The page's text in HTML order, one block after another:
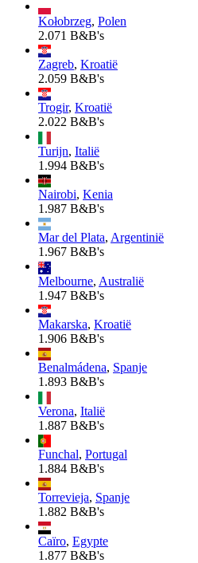
Kołobrzeg, Polen
2.071 B&B's
Zagreb, Kroatië
2.059 B&B's
Trogir, Kroatië
2.022 B&B's
Turijn, Italië
1.994 B&B's
Nairobi, Kenia
1.987 B&B's
Mar del Plata, Argentinië
1.967 B&B's
Melbourne, Australië
1.947 B&B's
Makarska, Kroatië
1.906 B&B's
Benalmádena, Spanje
1.893 B&B's
Verona, Italië
1.887 B&B's
Funchal, Portugal
1.884 B&B's
Torrevieja, Spanje
1.882 B&B's
Caïro, Egypte
1.877 B&B's